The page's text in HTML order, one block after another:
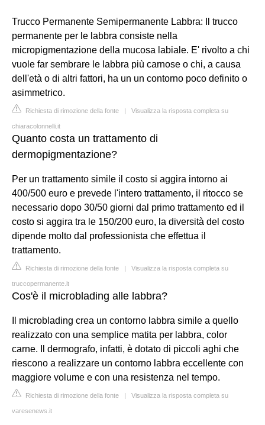
Trucco Permanente Semipermanente Labbra: Il trucco
permanente per le labbra consiste nella
micropigmentazione della mucosa labiale. E' rivolto a chi
vuole far sembrare le labbra più carnose o chi, a causa
dell'età o di altri fattori, ha un un contorno poco definito o
asimmetrico.
Richiesta di rimozione della fonte | Visualizza la risposta completa su
chiaracolonnelli.it
Quanto costa un trattamento di
dermopigmentazione?
Per un trattamento simile il costo si aggira intorno ai
400/500 euro e prevede l'intero trattamento, il ritocco se
necessario dopo 30/50 giorni dal primo trattamento ed il
costo si aggira tra le 150/200 euro, la diversità del costo
dipende molto dal professionista che effettua il
trattamento.
Richiesta di rimozione della fonte | Visualizza la risposta completa su
truccopermanente.it
Cos'è il microblading alle labbra?
Il microblading crea un contorno labbra simile a quello
realizzato con una semplice matita per labbra, color
carne. Il dermografo, infatti, è dotato di piccoli aghi che
riescono a realizzare un contorno labbra eccellente con
maggiore volume e con una resistenza nel tempo.
Richiesta di rimozione della fonte | Visualizza la risposta completa su
varesenews.it